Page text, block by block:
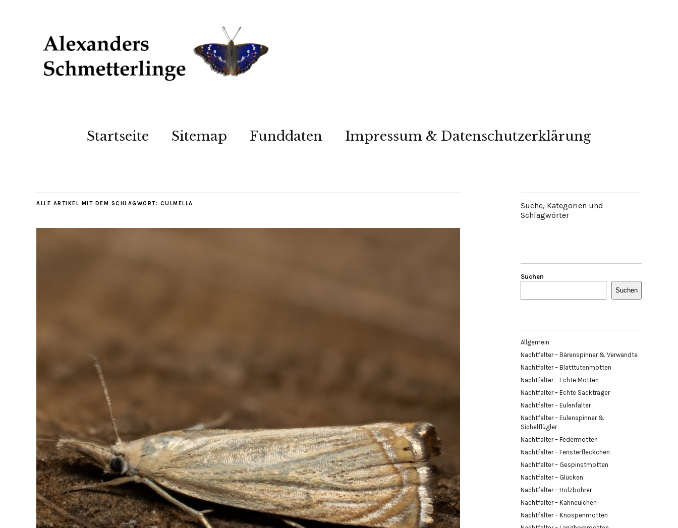
Startseite Sitemap Funddaten Impressum & Datenschutzerklärung
ALLE ARTIKEL MIT DEM SCHLAGWORT: CULMELLA
Suche, Kategorien und
Schlagwörter
Suchen
Suchen
Allgemein
Nachtfalter – Bärenspinner & Verwandte
Nachtfalter – Blatttütenmotten
Nachtfalter – Echte Motten
Nachtfalter – Echte Sackträger
Nachtfalter – Eulenfalter
Nachtfalter – Eulenspinner &
Sichelflügler
Nachtfalter – Federmotten
Nachtfalter – Fensterfleckchen
Nachtfalter – Gespinstmotten
Nachtfalter – Glucken
Nachtfalter – Holzbohrer
Nachtfalter – Kahneulchen
Nachtfalter – Knospenmotten